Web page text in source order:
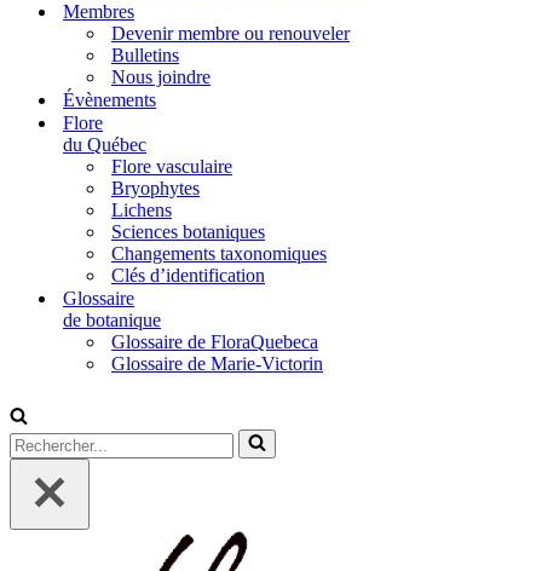
Membres
Devenir membre ou renouveler
Bulletins
Nous joindre
Évènements
Flore
du Québec
Flore vasculaire
Bryophytes
Lichens
Sciences botaniques
Changements taxonomiques
Clés d’identification
Glossaire
de botanique
Glossaire de FloraQuebeca
Glossaire de Marie-Victorin
Rechercher...